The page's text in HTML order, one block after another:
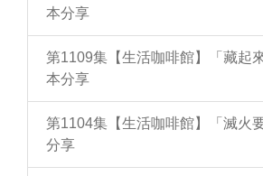
本分享
第1109集【生活咖啡館】「藏起
本分享
第1104集【生活咖啡館】「滅火
分享